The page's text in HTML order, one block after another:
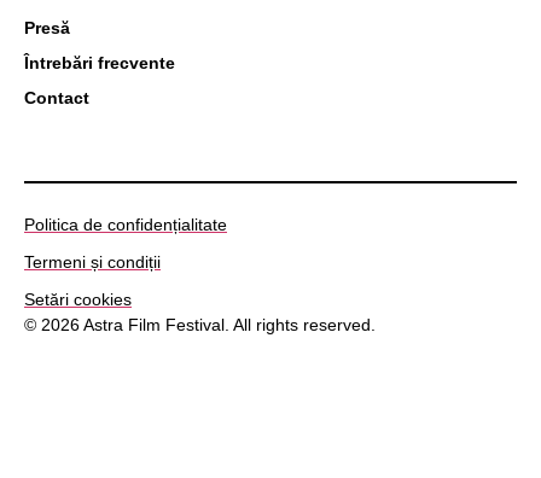
Presă
Întrebări frecvente
Contact
Politica de confidențialitate
Termeni și condiții
Setări cookies
© 2026 Astra Film Festival. All rights reserved.